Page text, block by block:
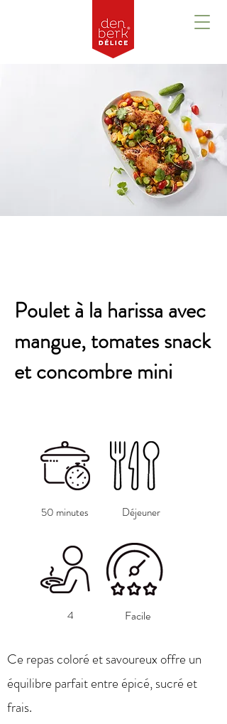
Poulet à la harissa avec
mangue, tomates snack
et concombre mini
50 minutes Déjeuner
4 Facile
Ce repas coloré et savoureux offre un
équilibre parfait entre épicé, sucré et
frais.